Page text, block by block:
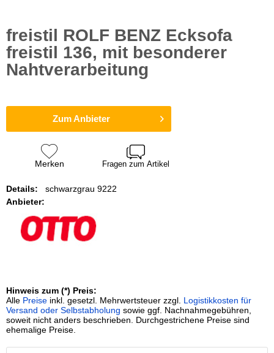
freistil ROLF BENZ Ecksofa
freistil 136, mit besonderer
Nahtverarbeitung
Zum Anbieter
Merken Fragen zum Artikel
Details:
schwarzgrau 9222
Anbieter:
Hinweis zum (*) Preis:
Alle Preise inkl. gesetzl. Mehrwertsteuer zzgl. Logistikkosten für
Versand oder Selbstabholung sowie ggf. Nachnahmegebühren,
soweit nicht anders beschrieben. Durchgestrichene Preise sind
ehemalige Preise.